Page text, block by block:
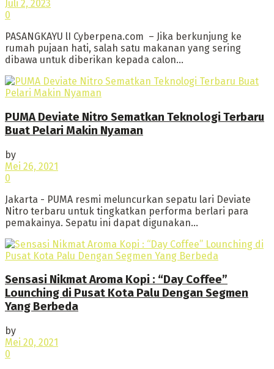
Juli 2, 2023
0
PASANGKAYU lI Cyberpena.com – Jika berkunjung ke
rumah pujaan hati, salah satu makanan yang sering
dibawa untuk diberikan kepada calon...
PUMA Deviate Nitro Sematkan Teknologi Terbaru
Buat Pelari Makin Nyaman
by
Mei 26, 2021
0
Jakarta - PUMA resmi meluncurkan sepatu lari Deviate
Nitro terbaru untuk tingkatkan performa berlari para
pemakainya. Sepatu ini dapat digunakan...
Sensasi Nikmat Aroma Kopi : “Day Coffee”
Lounching di Pusat Kota Palu Dengan Segmen
Yang Berbeda
by
Mei 20, 2021
0